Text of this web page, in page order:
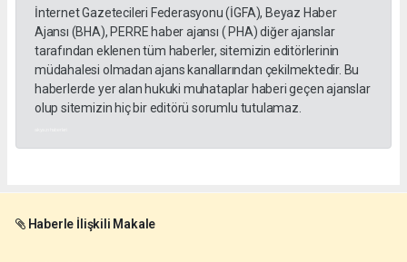
İnternet Gazetecileri Federasyonu (İGFA), Beyaz Haber
Ajansı (BHA), PERRE haber ajansı ( PHA) diğer ajanslar
tarafından eklenen tüm haberler, sitemizin editörlerinin
müdahalesi olmadan ajans kanallarından çekilmektedir. Bu
haberlerde yer alan hukuki muhataplar haberi geçen ajanslar
olup sitemizin hiç bir editörü sorumlu tutulamaz.
Haberle İlişkili Makale